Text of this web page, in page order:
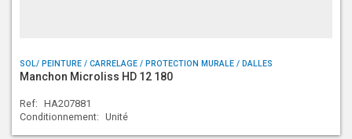
SOL/ PEINTURE / CARRELAGE / PROTECTION MURALE / DALLES
Manchon Microliss HD 12 180
Ref: HA207881
Conditionnement: Unité